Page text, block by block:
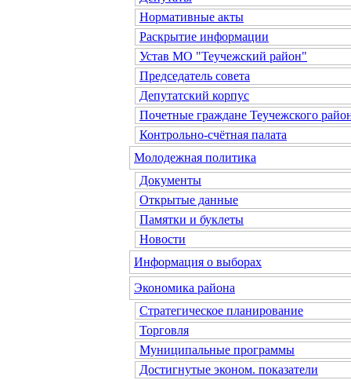
Нормативные акты
Раскрытие информации
Устав МО "Теучежский район"
Председатель совета
Депутатский корпус
Почетные граждане Теучежского
Контрольно-счётная палата
Молодежная политика
Документы
Открытые данные
Памятки и буклеты
Новости
Информация о выборах
Экономика района
Стратегическое планирование
Торговля
Муниципальные программы
Достигнутые эконом. показатели